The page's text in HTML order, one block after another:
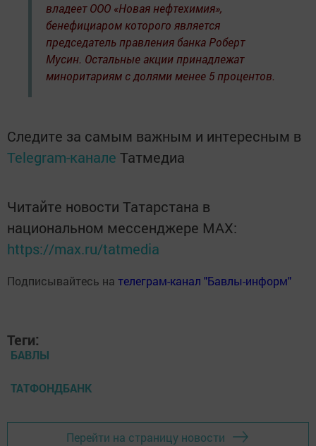
владеет ООО «Новая нефтехимия»,
бенефициаром которого является
председатель правления банка Роберт
Мусин. Остальные акции принадлежат
миноритариям с долями менее 5 процентов.
Следите за самым важным и интересным в
Telegram-канале Татмедиа
Читайте новости Татарстана в
национальном мессенджере MАХ:
https://max.ru/tatmedia
Подписывайтесь на телеграм-канал "Бавлы-информ"
Теги:
БАВЛЫ
ТАТФОНДБАНК
Перейти на страницу новости